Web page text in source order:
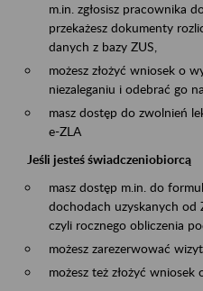
m.in. zgłosisz pracownika
przekażesz dokumenty
danych z bazy ZUS,
możesz złożyć wniosek o
niezaleganiu i odebrać go
masz dostęp do zwolnień
e-ZLA
Jeśli jesteś świadczeniobiorcą
masz dostęp m.in. do
dochodach uzyskanych od
czyli rocznego obliczenia
możesz zarezerwować
możesz też złożyć wniosek